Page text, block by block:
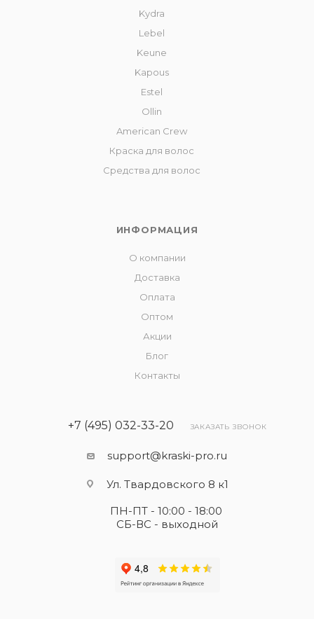
Kydra
Lebel
Keune
Kapous
Estel
Ollin
American Crew
Краска для волос
Средства для волос
ИНФОРМАЦИЯ
О компании
Доставка
Оплата
Оптом
Акции
Блог
Контакты
+7 (495) 032-33-20 ЗАКАЗАТЬ ЗВОНОК
support@kraski-pro.ru
Ул. Твардовского 8 к1
ПН-ПТ - 10:00 - 18:00
СБ-ВС - выходной